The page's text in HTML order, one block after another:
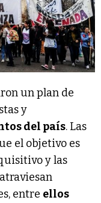
un plan de
y
del país. Las
el objetivo es
y las
entre ellos